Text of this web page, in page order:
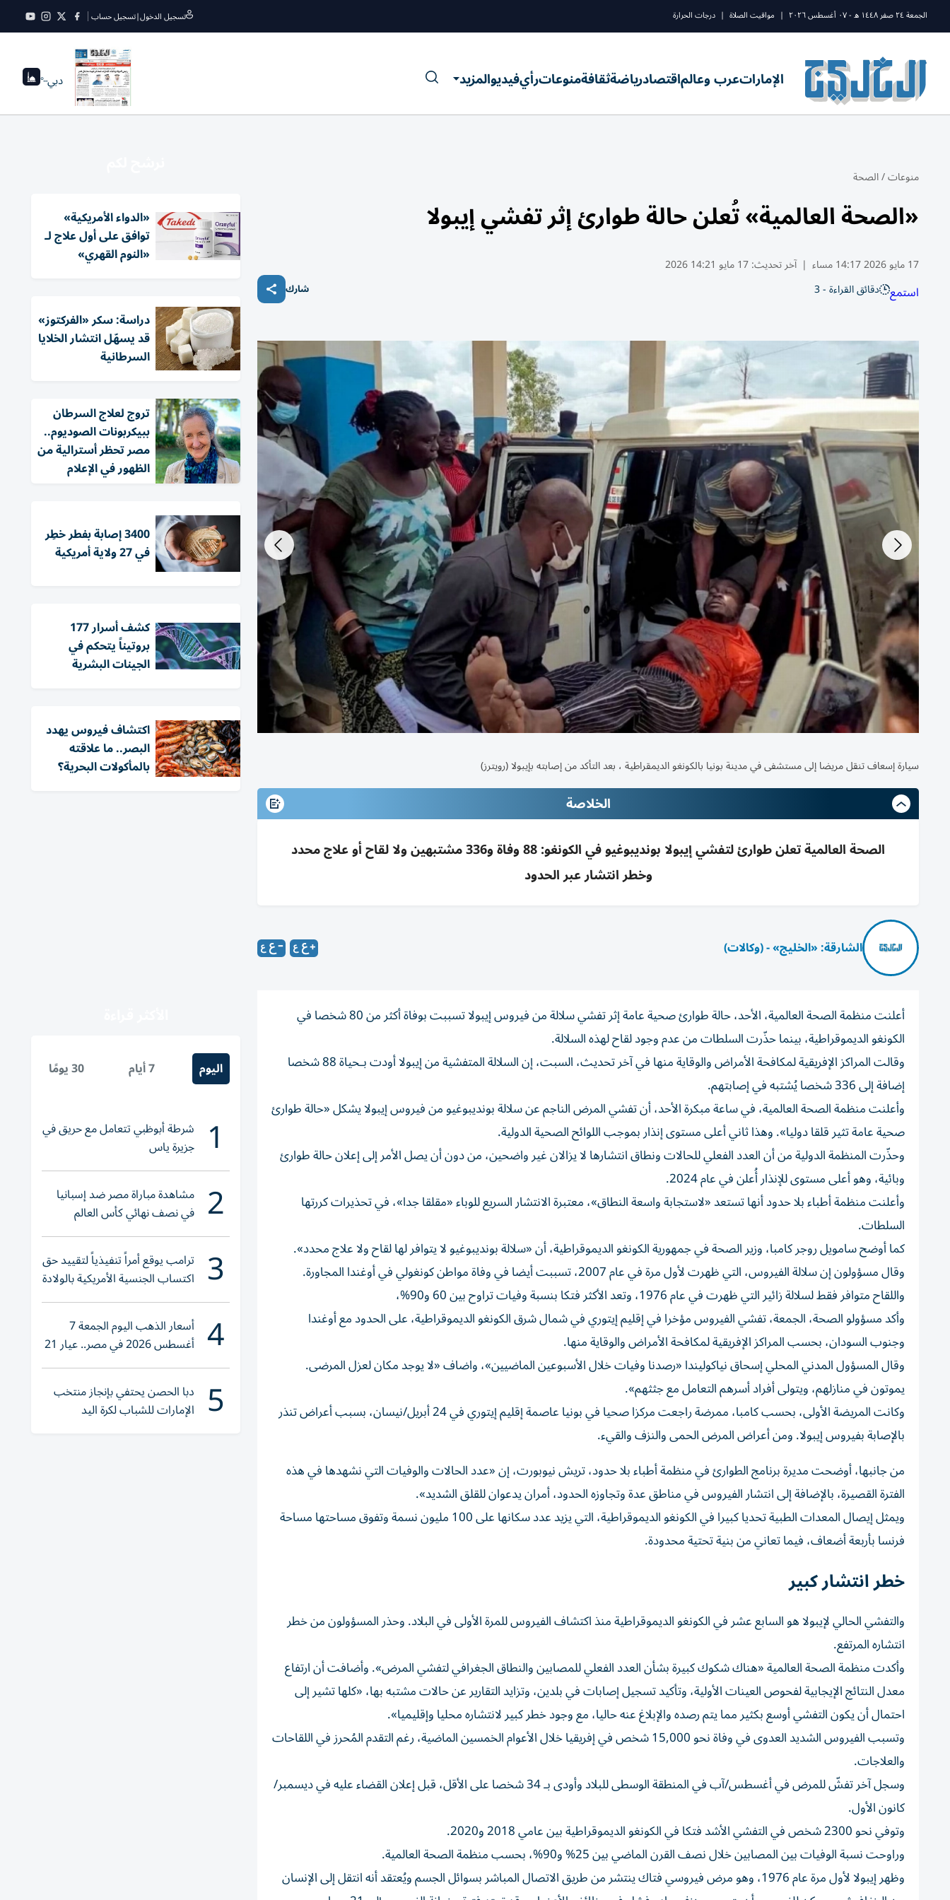
الجمعة ٢٤ صفر ١٤٤٨ ه - ٠٧ أغسطس ٢٠٢٦ | مواقيت الصلاة | درجات الحرارة تسجيل الدخول|تسجيل حساب
الإماراتعرب وعالماقتصادرياضةثقافةمنوعاترأيفيديوالمزيد دبي--°
منوعات/الصحة
«الصحة العالمية» تُعلن حالة طوارئ إثر تفشي إيبولا
17 مايو 2026 14:17 مساء | آخر تحديث:17 مايو 14:21 2026
استمع دقائق القراءة - 3 شارك
سيارة إسعاف تنقل مريضا إلى مستشفى في مدينة بونيا بالكونغو الديمقراطية ، بعد التأكد من إصابته بإيبولا (رويترز)
تعقيم يدي طفلة أمام مستشفى في كامبالا بأوغندا (أ.ب)
الخلاصة
الصحة العالمية تعلن طوارئ لتفشي إيبولا بونديبوغيو في الكونغو: 88 وفاة و336 مشتبهين ولا لقاح أو علاج محدد
وخطر انتشار عبر الحدود
الشارقة: «الخليج» - (وكالات)
أعلنت منظمة الصحة العالمية، الأحد، حالة طوارئ صحية عامة إثر تفشي سلالة من فيروس إيبولا تسببت بوفاة أكثر من 80 شخصا في
الكونغو الديموقراطية، بينما حذّرت السلطات من عدم وجود لقاح لهذه السلالة.
وقالت المراكز الإفريقية لمكافحة الأمراض والوقاية منها في آخر تحديث، السبت، إن السلالة المتفشية من إيبولا أودت بـحياة 88 شخصا
إضافة إلى 336 شخصا يُشتبه في إصابتهم.
وأعلنت منظمة الصحة العالمية، في ساعة مبكرة الأحد، أن تفشي المرض الناجم عن سلالة بونديبوغيو من فيروس إيبولا يشكل «حالة طوارئ
صحية عامة تثير قلقا دوليا». وهذا ثاني أعلى مستوى إنذار بموجب اللوائح الصحية الدولية.
وحذّرت المنظمة الدولية من أن العدد الفعلي للحالات ونطاق انتشارها لا يزالان غير واضحين، من دون أن يصل الأمر إلى إعلان حالة طوارئ
وبائية، وهو أعلى مستوى للإنذار أُعلن في عام 2024.
وأعلنت منظمة أطباء بلا حدود أنها تستعد «لاستجابة واسعة النطاق»، معتبرة الانتشار السريع للوباء «مقلقا جدا»، في تحذيرات كررتها
السلطات.
كما أوضح سامويل روجر كامبا، وزير الصحة في جمهورية الكونغو الديموقراطية، أن «سلالة بونديبوغيو لا يتوافر لها لقاح ولا علاج محدد».
وقال مسؤولون إن سلالة الفيروس، التي ظهرت لأول مرة في عام 2007، تسببت أيضا في وفاة مواطن كونغولي في أوغندا المجاورة.
واللقاح متوافر فقط لسلالة زائير التي ظهرت في عام 1976، وتعد الأكثر فتكا بنسبة وفيات تراوح بين 60 و90%،
وأكد مسؤولو الصحة، الجمعة، تفشي الفيروس مؤخرا في إقليم إيتوري في شمال شرق الكونغو الديموقراطية، على الحدود مع أوغندا
وجنوب السودان، بحسب المراكز الإفريقية لمكافحة الأمراض والوقاية منها.
وقال المسؤول المدني المحلي إسحاق نياكوليندا «رصدنا وفيات خلال الأسبوعين الماضيين»، واضاف «لا يوجد مكان لعزل المرضى.
يموتون في منازلهم، ويتولى أفراد أسرهم التعامل مع جثثهم».
وكانت المريضة الأولى، بحسب كامبا، ممرضة راجعت مركزا صحيا في بونيا عاصمة إقليم إيتوري في 24 أبريل/نيسان، بسبب أعراض تنذر
بالإصابة بفيروس إيبولا. ومن أعراض المرض الحمى والنزف والقيء.
من جانبها، أوضحت مديرة برنامج الطوارئ في منظمة أطباء بلا حدود، تريش نيوبورت، إن «عدد الحالات والوفيات التي نشهدها في هذه
الفترة القصيرة، بالإضافة إلى انتشار الفيروس في مناطق عدة وتجاوزه الحدود، أمران يدعوان للقلق الشديد».
ويمثل إيصال المعدات الطبية تحديا كبيرا في الكونغو الديموقراطية، التي يزيد عدد سكانها على 100 مليون نسمة وتفوق مساحتها مساحة
فرنسا بأربعة أضعاف، فيما تعاني من بنية تحتية محدودة.
خطر انتشار كبير
والتفشي الحالي لإيبولا هو السابع عشر في الكونغو الديموقراطية منذ اكتشاف الفيروس للمرة الأولى في البلاد. وحذر المسؤولون من خطر
انتشاره المرتفع.
وأكدت منظمة الصحة العالمية «هناك شكوك كبيرة بشأن العدد الفعلي للمصابين والنطاق الجغرافي لتفشي المرض». وأضافت أن ارتفاع
معدل النتائج الإيجابية لفحوص العينات الأولية، وتأكيد تسجيل إصابات في بلدين، وتزايد التقارير عن حالات مشتبه بها، «كلها تشير إلى
احتمال أن يكون التفشي أوسع بكثير مما يتم رصده والإبلاغ عنه حاليا، مع وجود خطر كبير لانتشاره محليا وإقليميا».
وتسبب الفيروس الشديد العدوى في وفاة نحو 15,000 شخص في إفريقيا خلال الأعوام الخمسين الماضية، رغم التقدم المُحرز في اللقاحات
والعلاجات.
وسجل آخر تفشّ للمرض في أغسطس/آب في المنطقة الوسطى للبلاد وأودى بـ 34 شخصا على الأقل، قبل إعلان القضاء عليه في ديسمبر/
كانون الأول.
وتوفي نحو 2300 شخص في التفشي الأشد فتكا في الكونغو الديموقراطية بين عامي 2018 و2020.
وراوحت نسبة الوفيات بين المصابين خلال نصف القرن الماضي بين 25% و90%، بحسب منظمة الصحة العالمية.
وظهر إيبولا لأول مرة عام 1976، وهو مرض فيروسي فتاك ينتشر من طريق الاتصال المباشر بسوائل الجسم ويُعتقد أنه انتقل إلى الإنسان
«الدواء الأمريكية»
توافق على أول علاج لـ
«النوم القهري»
دراسة: سكر «الفركتوز»
قد يسهّل انتشار الخلايا
السرطانية
تروج لعلاج السرطان
ببيكربونات الصوديوم..
مصر تحظر أسترالية من
الظهور في الإعلام
3400 إصابة بفطر خطِر
في 27 ولاية أمريكية
كشف أسرار 177
بروتيناً يتحكم في
الجينات البشرية
اكتشاف فيروس يهدد
البصر.. ما علاقته
بالمأكولات البحرية؟
اليوم 7 أيام 30 يومًا
1 شرطة أبوظبي تتعامل مع حريق في
جزيرة ياس
2 مشاهدة مباراة مصر ضد إسبانيا
في نصف نهائي كأس العالم
لناشئات اليد 2026
3 ترامب يوقع أمراً تنفيذياً لتقييد حق
اكتساب الجنسية الأمريكية بالولادة
4 أسعار الذهب اليوم الجمعة 7
أغسطس 2026 في مصر.. عيار 21
يقترب من هذا الرقم
5 دبا الحصن يحتفي بإنجاز منتخب
الإمارات للشباب لكرة اليد